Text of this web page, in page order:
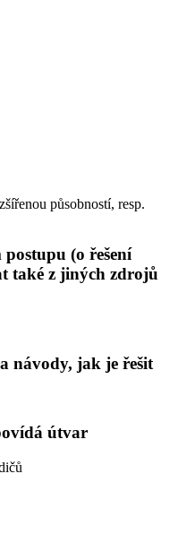
působností, resp.
(o řešení
také z jiných zdrojů
návody, jak je řešit
útvar